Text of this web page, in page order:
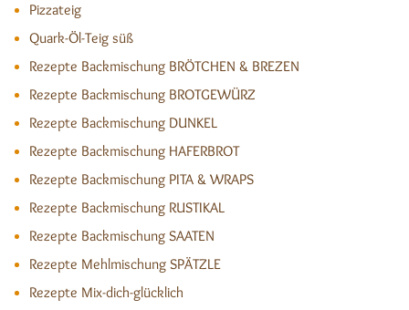
Pizzateig
Quark-Öl-Teig süß
Rezepte Backmischung BRÖTCHEN & BREZEN
Rezepte Backmischung BROTGEWÜRZ
Rezepte Backmischung DUNKEL
Rezepte Backmischung HAFERBROT
Rezepte Backmischung PITA & WRAPS
Rezepte Backmischung RUSTIKAL
Rezepte Backmischung SAATEN
Rezepte Mehlmischung SPÄTZLE
Rezepte Mix-dich-glücklich